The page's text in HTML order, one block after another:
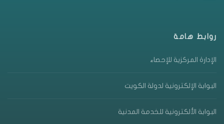
روابط هامة
الإدارة المركزية للإحصاء
البوابة الإلكترونية لدولة الكويت
البوابة الألكترونية للخدمة المدنية